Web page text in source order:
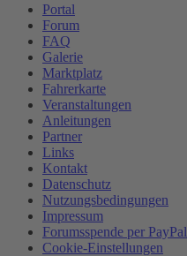
Portal
Forum
FAQ
Galerie
Marktplatz
Fahrerkarte
Veranstaltungen
Anleitungen
Partner
Links
Kontakt
Datenschutz
Nutzungsbedingungen
Impressum
Forumsspende per PayPal
Cookie-Einstellungen